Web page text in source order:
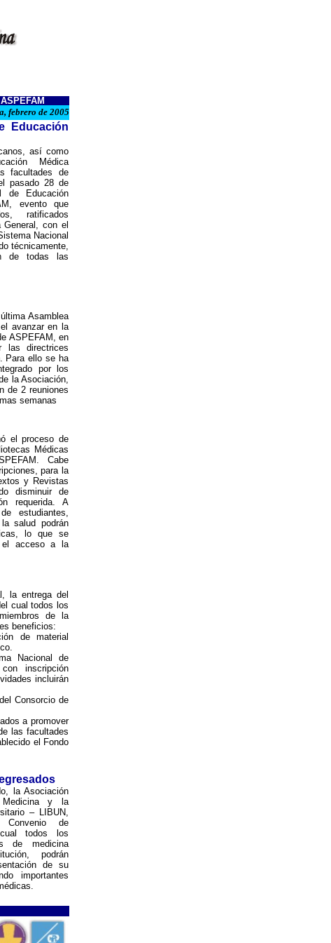
febrero de 2005
Educación
así como
Médica
facultades de
pasado 28 de
de Educación
evento que
ratificados
General, con el
Nacional
técnicamente,
de todas las
Asamblea
avanzar en la
ASPEFAM, en
las directrices
Para ello se ha
por los
la Asociación,
de 2 reuniones
semanas
el proceso de
Médicas
Cabe
para la
y Revistas
disminuir de
requerida. A
estudiantes,
salud podrán
lo que se
el acceso a la
la entrega del
cual todos los
de la
beneficios:
de material
Nacional de
inscripción
incluirán
Consorcio de
a promover
las facultades
el Fondo
la Asociación
Medicina y la
– LIBUN,
Convenio de
todos los
de medicina
podrán
de su
importantes